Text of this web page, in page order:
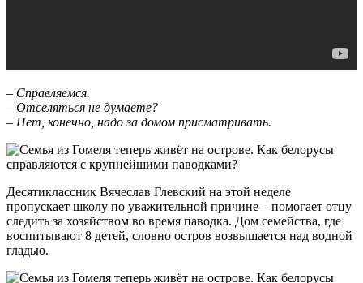
– Справляемся.
– Отселяться не думаете?
– Нет, конечно, надо за домом присматривать.
Десятиклассник Вячеслав Глевский на этой неделе
пропускает школу по уважительной причине – помогает отцу
следить за хозяйством во время паводка. Дом семейства, где
воспитывают 8 детей, словно остров возвышается над водной
гладью.